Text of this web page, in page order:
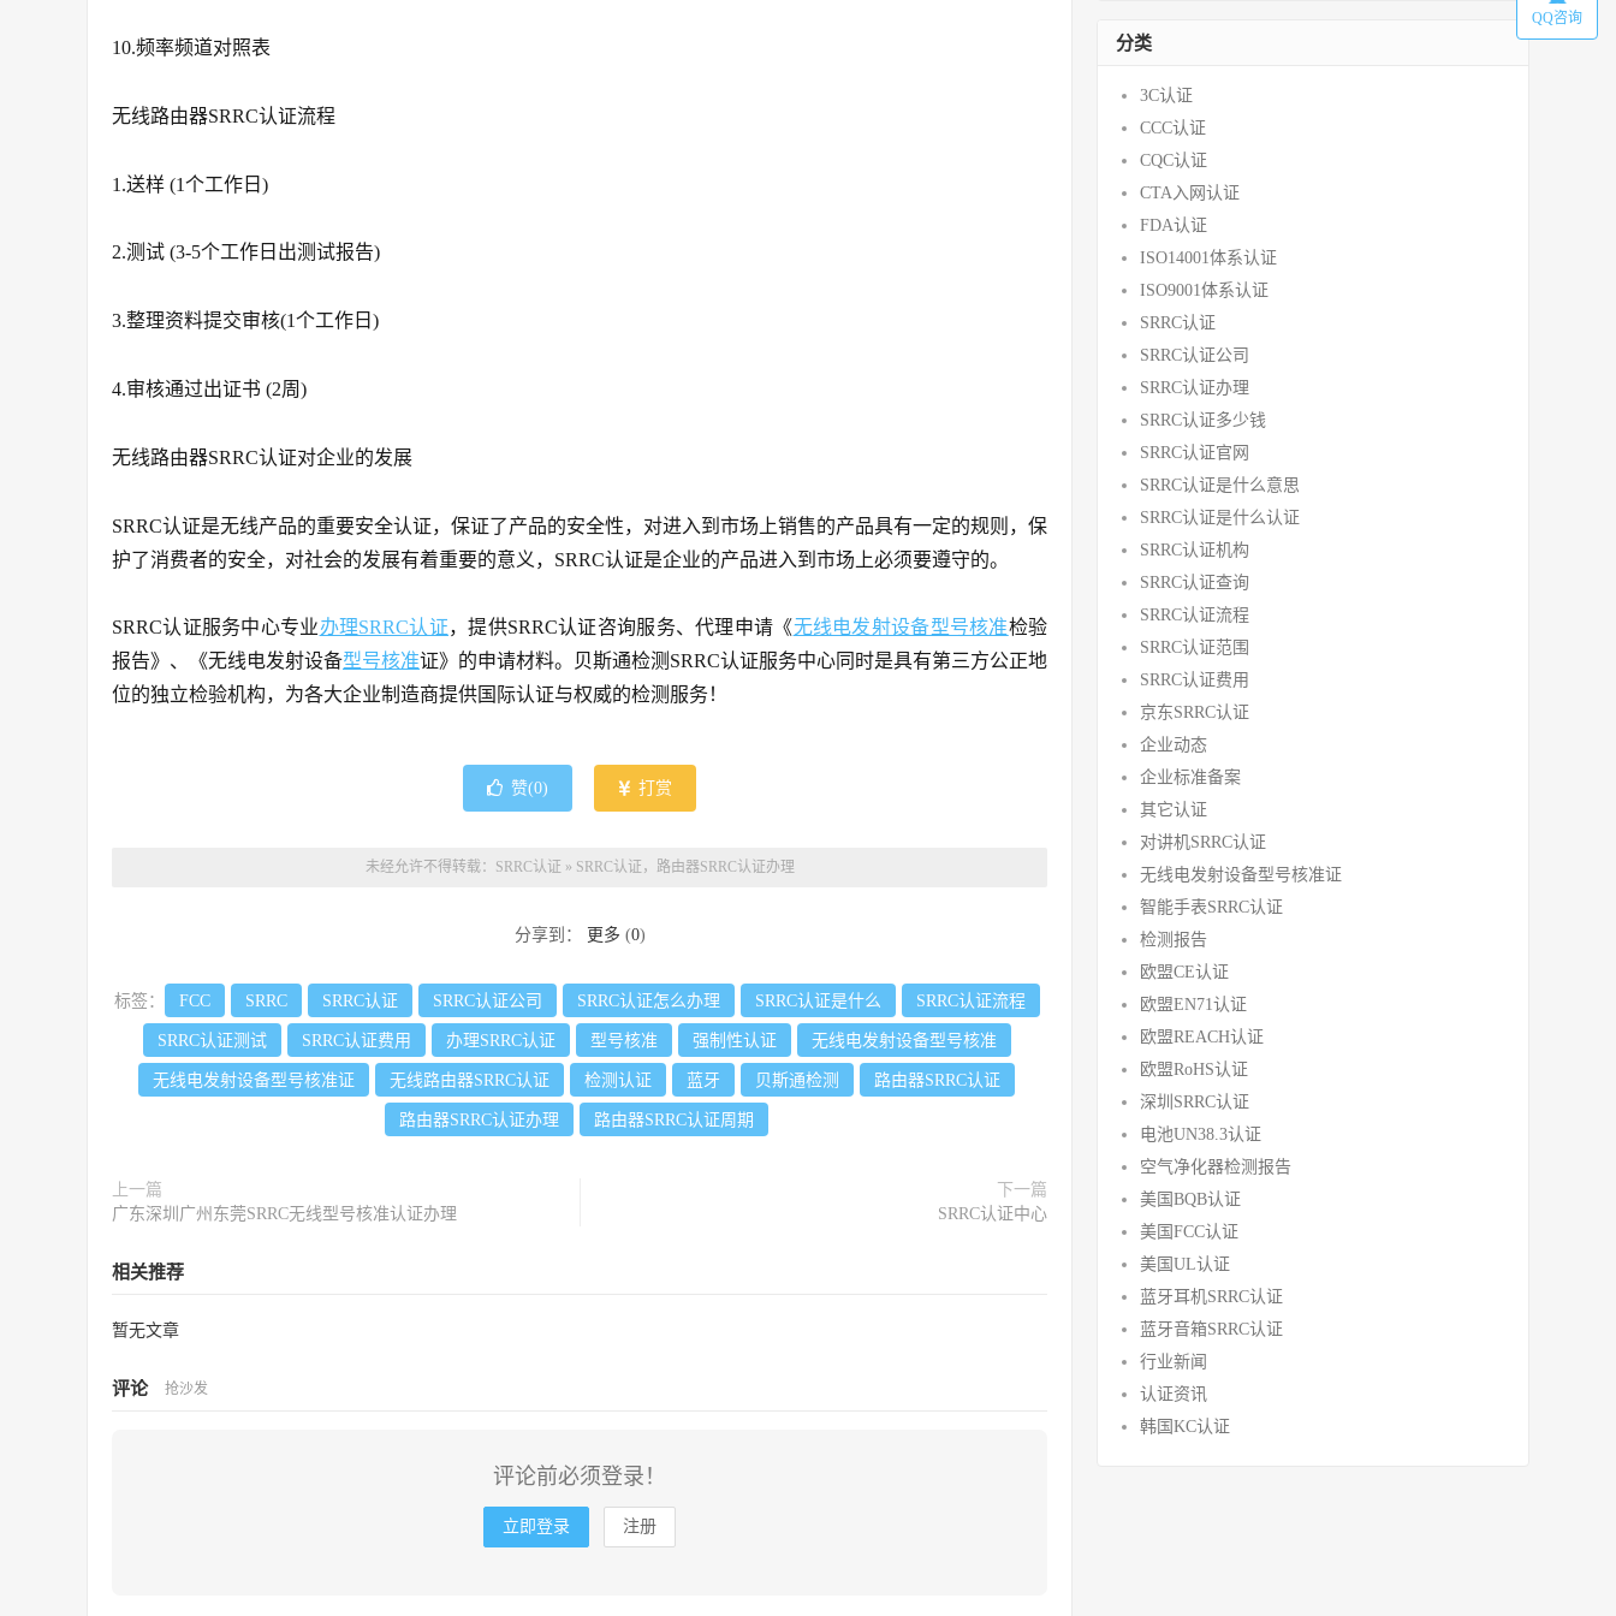
10.频率频道对照表
无线路由器SRRC认证流程
1.送样 (1个工作日)
2.测试 (3-5个工作日出测试报告)
3.整理资料提交审核(1个工作日)
4.审核通过出证书 (2周)
无线路由器SRRC认证对企业的发展
SRRC认证是无线产品的重要安全认证，保证了产品的安全性，对进入到市场上销售的产品具有一定的规则，保
护了消费者的安全，对社会的发展有着重要的意义，SRRC认证是企业的产品进入到市场上必须要遵守的。
SRRC认证服务中心专业办理SRRC认证，提供SRRC认证咨询服务、代理申请《无线电发射设备型号核准检验
报告》、《无线电发射设备型号核准证》的申请材料。贝斯通检测SRRC认证服务中心同时是具有第三方公正地
位的独立检验机构，为各大企业制造商提供国际认证与权威的检测服务！
赞(0) 打赏
未经允许不得转载： SRRC认证 » SRRC认证，路由器SRRC认证办理
分享到： 更多 (0)
标签： FCC SRRC SRRC认证 SRRC认证公司 SRRC认证怎么办理 SRRC认证是什么 SRRC认证流程
SRRC认证测试 SRRC认证费用 办理SRRC认证 型号核准 强制性认证 无线电发射设备型号核准
无线电发射设备型号核准证 无线路由器SRRC认证 检测认证 蓝牙 贝斯通检测 路由器SRRC认证
路由器SRRC认证办理 路由器SRRC认证周期
上一篇
广东深圳广州东莞SRRC无线型号核准认证办理
下一篇
SRRC认证中心
相关推荐
暂无文章
评论 抢沙发
评论前必须登录！
立即登录 注册
分类
3C认证
CCC认证
CQC认证
CTA入网认证
FDA认证
ISO14001体系认证
ISO9001体系认证
SRRC认证
SRRC认证公司
SRRC认证办理
SRRC认证多少钱
SRRC认证官网
SRRC认证是什么意思
SRRC认证是什么认证
SRRC认证机构
SRRC认证查询
SRRC认证流程
SRRC认证范围
SRRC认证费用
京东SRRC认证
企业动态
企业标准备案
其它认证
对讲机SRRC认证
无线电发射设备型号核准证
智能手表SRRC认证
检测报告
欧盟CE认证
欧盟EN71认证
欧盟REACH认证
欧盟RoHS认证
深圳SRRC认证
电池UN38.3认证
空气净化器检测报告
美国BQB认证
美国FCC认证
美国UL认证
蓝牙耳机SRRC认证
蓝牙音箱SRRC认证
行业新闻
认证资讯
韩国KC认证
QQ咨询